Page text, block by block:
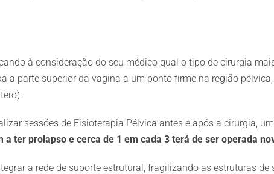
à consideração do seu médico qual o tipo de cirurgia
a parte superior da vagina a um ponto firme na região
sessões de Fisioterapia Pélvica antes e após a cirurgia,
ter prolapso e cerca de 1 em cada 3 terá de ser operada
a rede de suporte estrutural, fragilizando as estruturas